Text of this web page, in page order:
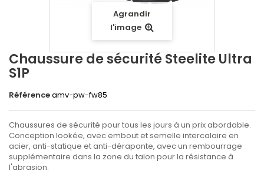
Agrandir
l'image
Chaussure de sécurité Steelite Ultra
S1P
Référenceamv-pw-fw85
Chaussures de sécurité pour tous les jours à un prix abordable.
Conception lookée, avec embout et semelle intercalaire en
acier, anti-statique et anti-dérapante, avec un rembourrage
supplémentaire dans la zone du talon pour la résistance à
l'abrasion.